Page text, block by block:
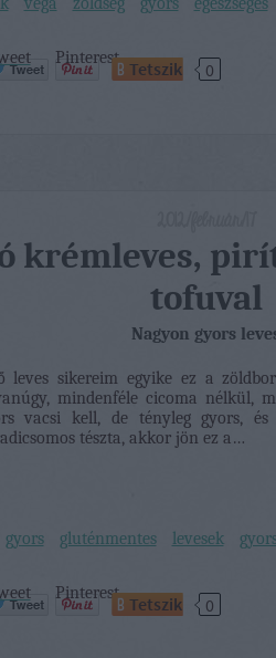
Pinterest Tetszik 0
krémleves,
tofuval
Nagyon gyors
leves sikereim egyike ez a
mindenféle cicoma nélkül,
vacsi kell, de tényleg gyors,
tészta, akkor jön ez a…
gyors gluténmentes levesek
Pinterest Tetszik 0